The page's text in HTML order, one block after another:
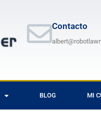
Contacto
BLOG MI